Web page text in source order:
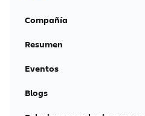
Compañía
Resumen
Eventos
Blogs